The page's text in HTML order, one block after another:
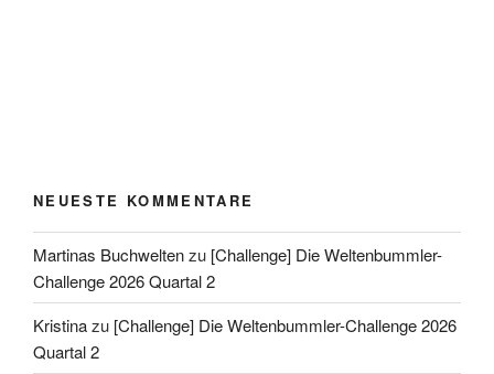
NEUESTE KOMMENTARE
Martinas Buchweltenzu [Challenge] Die Weltenbummler-
Challenge 2026 Quartal 2
Kristinazu [Challenge] Die Weltenbummler-Challenge 2026
Quartal 2